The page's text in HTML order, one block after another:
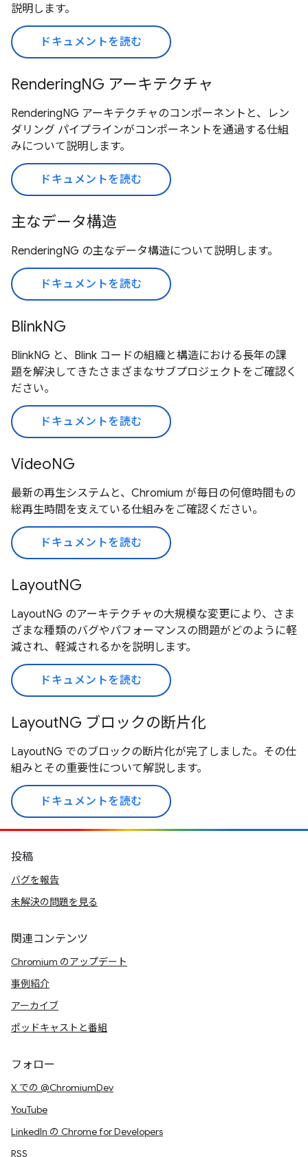
説明します。
ドキュメントを読む
RenderingNG アーキテクチャ
RenderingNG アーキテクチャのコンポーネントと、レン
ダリング パイプラインがコンポーネントを通過する仕組
みについて説明します。
ドキュメントを読む
主なデータ構造
RenderingNG の主なデータ構造について説明します。
ドキュメントを読む
BlinkNG
BlinkNG と、Blink コードの組織と構造における長年の課
題を解決してきたさまざまなサブプロジェクトをご確認く
ださい。
ドキュメントを読む
VideoNG
最新の再生システムと、Chromium が毎日の何億時間もの
総再生時間を支えている仕組みをご確認ください。
ドキュメントを読む
LayoutNG
LayoutNG のアーキテクチャの大規模な変更により、さま
ざまな種類のバグやパフォーマンスの問題がどのように軽
減され、軽減されるかを説明します。
ドキュメントを読む
LayoutNG ブロックの断片化
LayoutNG でのブロックの断片化が完了しました。その仕
組みとその重要性について解説します。
ドキュメントを読む
投稿
バグを報告
未解決の問題を見る
関連コンテンツ
Chromium のアップデート
事例紹介
アーカイブ
ポッドキャストと番組
フォロー
X での @ChromiumDev
YouTube
LinkedIn の Chrome for Developers
RSS